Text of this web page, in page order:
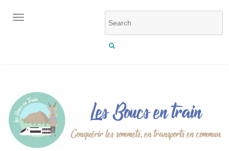
OUVRIR/FERMER LA NAVIGATION